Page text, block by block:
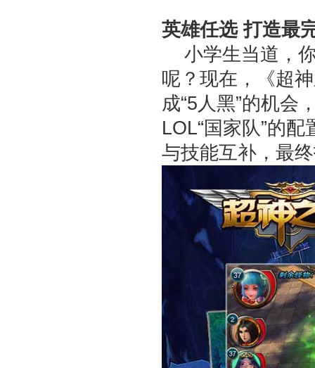
英雄任选 打造最
小学生当道，你
呢？现在，《超
成“5人黑”的机会
LOL“国家队”的
与技能互补，最